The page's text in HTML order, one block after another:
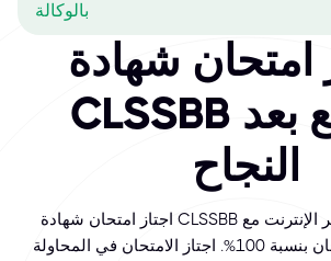
بالوكالة
امتحان شهادة
CLSSBB والدفع بعد
النجاح
اجتاز امتحان شهادة CLSSBB عبر الإنترنت مع CBTProxy، مع
ضمان اجتياز الامتحان بنسبة 100%. اجتاز الامتحان في المحاولة